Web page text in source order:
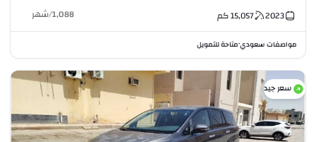
2023
15,057كم 1,088
/شهر
مواصفات سعودي•متاحة للتمويل
سعر جيد